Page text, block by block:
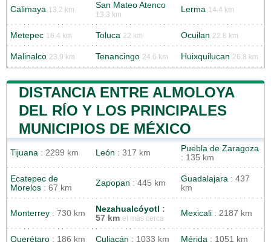
Calimaya 13.2 km San Mateo Atenco
13.3 km
Lerma 14.4 km
Metepec 16.4 km Toluca 22 km Ocuilan 22.8 km
Malinalco 23.9 km Tenancingo 24.6 km Huixquilucan 26.8 km
DISTANCIA ENTRE ALMOLOYA
DEL RÍO Y LOS PRINCIPALES
MUNICIPIOS DE MÉXICO
Tijuana : 2299 km León : 317 km
Puebla de Zaragoza
: 135 km
Ecatepec de
Morelos : 67 km
Zapopan : 445 km Guadalajara : 437
km
Monterrey : 730 km Nezahualcóyotl :
57 km el más cerca
Mexicali : 2187 km
Querétaro : 186 km Culiacán : 1033 km Mérida : 1051 km